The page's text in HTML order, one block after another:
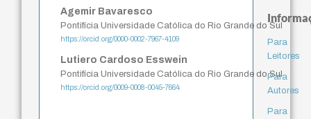
Agemir Bavaresco
Pontifícia Universidade Católica do Rio Grande do Sul
https://orcid.org/0000-0002-7967-4109
Lutiero Cardoso Esswein
Pontifícia Universidade Católica do Rio Grande do Sul
https://orcid.org/0009-0008-0045-7664
Para
Leitores
Para
Autores
Para